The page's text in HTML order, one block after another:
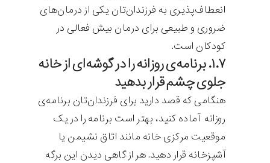
انعطاف‌پذیری به فرزندان‌تان یکی از درمان‌های
ضروری و طبیعی برای درمان بیش فعالی در
کودکان است.
۱.۷. برنامه‌ی روزانه را در گوشه‌ای از خانه
جلوی چشم قرار بدهید
هنگامی که قصد دارید برای فرزندان‌تان برنامه‌ی
روزانه آماده کنید، بهتر است برنامه را در یک
موقعیت مرکزی خانه مانند اتاق نشیمن یا
آشپزخانه قرار دهید. هر از گاهی دیدن این برگه